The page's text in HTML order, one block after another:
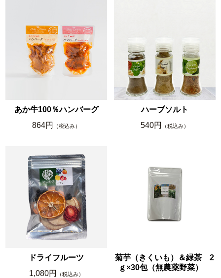
あか牛100％ハンバーグ
864円
（税込み）
ハーブソルト
540円
（税込み）
ドライフルーツ
1,080円
（税込み）
菊芋（きくいも）＆緑茶 2
ｇ×30包（無農薬野菜）